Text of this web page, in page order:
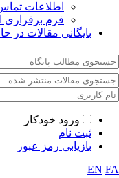
اطلاعات تماس
فرم برقراری
بایگانی مقالات در
ورود خودکار
ثبت نام
بازیابی رمز عبور
EN